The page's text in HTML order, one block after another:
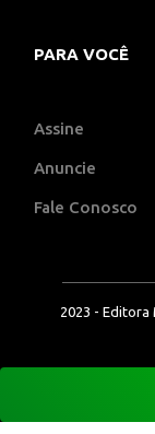
PARA VOCÊ
Assine
Anuncie
Fale Conosco
2023 -